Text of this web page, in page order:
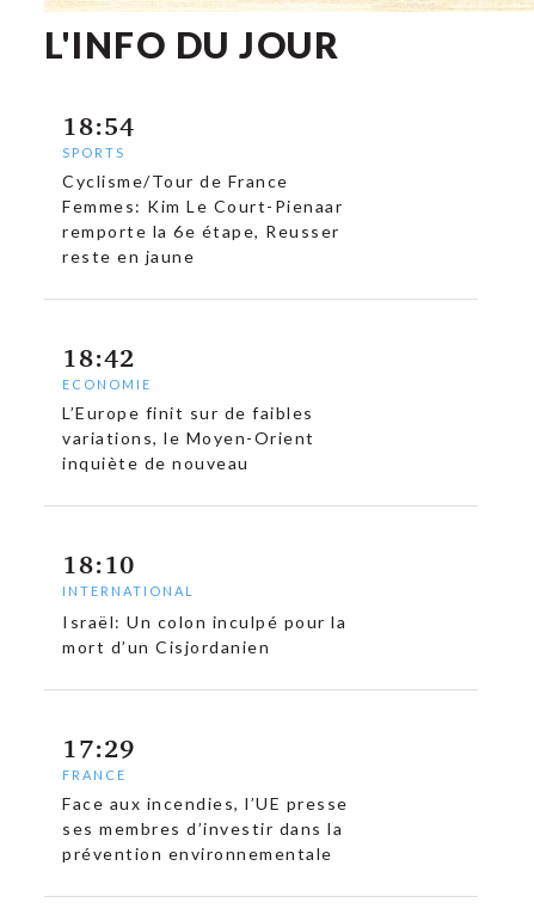
L'INFO DU JOUR
18:54
SPORTS
Cyclisme/Tour de France
Femmes: Kim Le Court-Pienaar
remporte la 6e étape, Reusser
reste en jaune
18:42
ECONOMIE
L’Europe finit sur de faibles
variations, le Moyen-Orient
inquiète de nouveau
18:10
INTERNATIONAL
Israël: Un colon inculpé pour la
mort d’un Cisjordanien
17:29
FRANCE
Face aux incendies, l’UE presse
ses membres d’investir dans la
prévention environnementale